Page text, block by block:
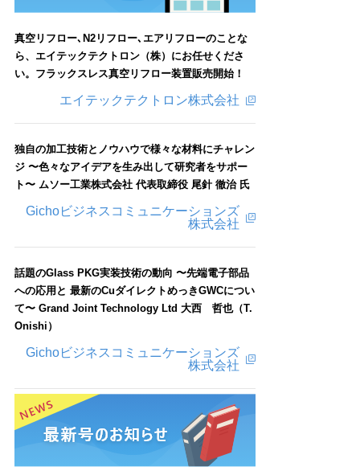
真空リフロー､N2リフロー､エアリフローのことな
ら、エイテックテクトロン（株）にお任せくださ
い。フラックスレス真空リフロー装置販売開始！
エイテックテクトロン株式会社
独自の加工技術とノウハウで様々な材料にチャレン
ジ 〜色々なアイデアを生み出して研究者をサポー
ト〜 ムソー工業株式会社 代表取締役 尾針 徹治 氏
Gichoビジネスコミュニケーションズ
株式会社
話題のGlass PKG実装技術の動向 〜先端電子部品
への応用と 最新のCuダイレクトめっきGWCについ
て〜 Grand Joint Technology Ltd 大西 哲也（T.
Onishi）
Gichoビジネスコミュニケーションズ
株式会社